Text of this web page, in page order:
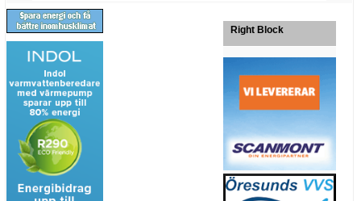
Right Block